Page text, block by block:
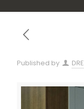
Published by